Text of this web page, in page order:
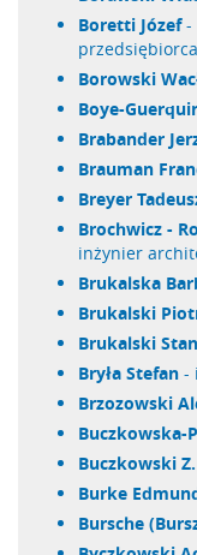
Boretti Józef-
przedsiębiorca
Borowski
Boye-
Brabander
Brauman
Breyer
Brochwicz -
inżynier
Brukalska
Brukalski
Brukalski
Bryła Stefan -
Brzozowski
Buczkowski Z.
Burke
Bursche